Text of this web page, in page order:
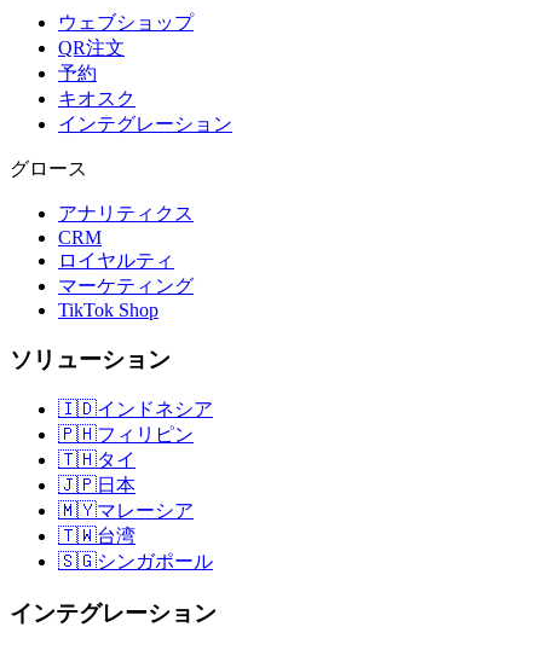
ウェブショップ
QR注文
予約
キオスク
インテグレーション
グロース
アナリティクス
CRM
ロイヤルティ
マーケティング
TikTok Shop
ソリューション
🇮🇩インドネシア
🇵🇭フィリピン
🇹🇭タイ
🇯🇵日本
🇲🇾マレーシア
🇹🇼台湾
🇸🇬シンガポール
インテグレーション